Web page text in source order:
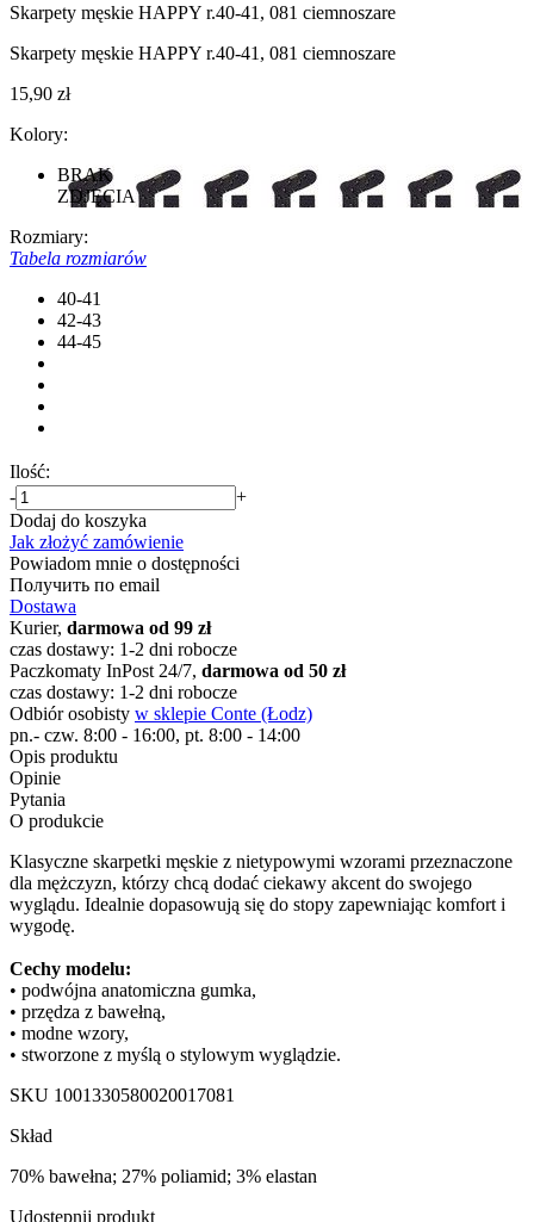
Skarpety męskie HAPPY r.40-41, 081 ciemnoszare
Skarpety męskie HAPPY r.40-41, 081 ciemnoszare
15,90 zł
Kolory:
BRAK
ZDJĘCIA
Rozmiary:
Tabela rozmiarów
40-41
42-43
44-45
Ilość:
-
+
Dodaj do koszyka
Jak złożyć zamówienie
Powiadom mnie o dostępności
Получить по email
Dostawa
Kurier, darmowa od 99 zł
czas dostawy: 1-2 dni robocze
Paczkomaty InPost 24/7, darmowa od 50 zł
czas dostawy: 1-2 dni robocze
Odbiór osobisty w sklepie Conte (Łodz)
pn.- czw. 8:00 - 16:00, pt. 8:00 - 14:00
Opis produktu
Opinie
Pytania
O produkcie
Klasyczne skarpetki męskie z nietypowymi wzorami przeznaczone
dla mężczyzn, którzy chcą dodać ciekawy akcent do swojego
wyglądu. Idealnie dopasowują się do stopy zapewniając komfort i
wygodę.
Cechy modelu:
• podwójna anatomiczna gumka,
• przędza z bawełną,
• modne wzory,
• stworzone z myślą o stylowym wyglądzie.
SKU 1001330580020017081
Skład
70% bawełna; 27% poliamid; 3% elastan
Udostępnij produkt